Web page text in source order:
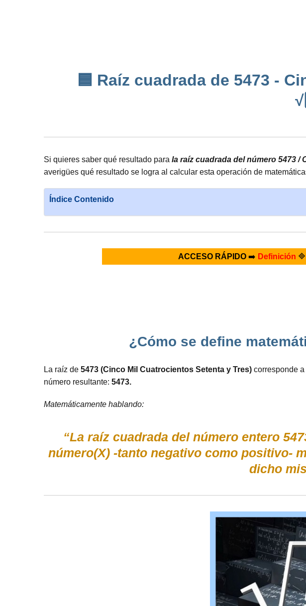
🟦 Raíz cuadrada de 5473 -
Si quieres saber qué resultado para la raíz cuadrada del número 5473 /
averigües qué resultado se logra al calcular esta operación de
Índice Contenido
ACCESO RÁPIDO➡️ Definición 🔷
¿Cómo se define
La raíz de 5473 (Cinco Mil Cuatrocientos Setenta y Tres) corresponde
número resultante: 5473.
Matemáticamente hablando:
“La raíz cuadrada del número entero
número(X) -tanto negativo como positivo-
dicho